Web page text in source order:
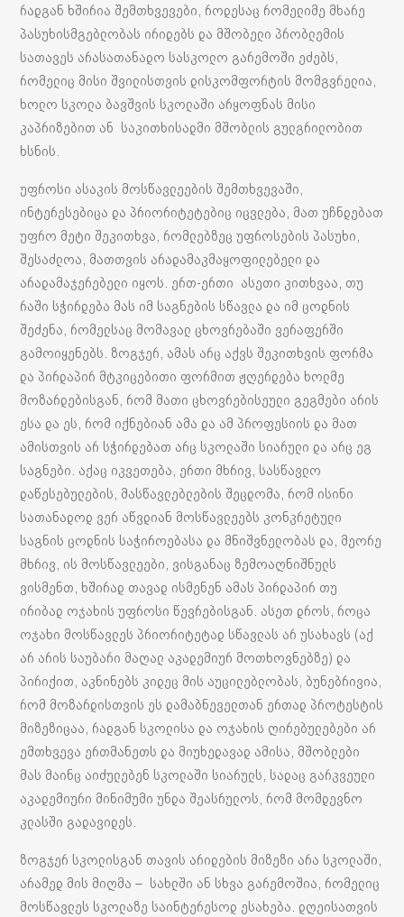
რადგან ხშირია შემთხვევები, როდესაც რომელიმე მხარე
პასუხისმგებლობას ირიდებს და მშობელი პრობლემის
სათავეს არასათანადო სასკოლო გარემოში ეძებს,
რომელიც მისი შვილისთვის დისკომფორტის მომგვრელია,
ხოლო სკოლა ბავშვის სკოლაში არყოფნას მისი
კაპრიზებით ან საკითხისადმი მშობლის გულგრილობით
ხსნის.
უფროსი ასაკის მოსწავლეების შემთხვევაში,
ინტერესებიცა და პრიორიტეტებიც იცვლება, მათ უჩნდებათ
უფრო მეტი შეკითხვა, რომლებზეც უფროსების პასუხი,
შესაძლოა, მათთვის არადამაკმაყოფილებელი და
არადამაჯერებელი იყოს. ერთ-ერთი ასეთი კითხვაა, თუ
რაში სჭირდება მას იმ საგნების სწავლა და იმ ცოდნის
შეძენა, რომელსაც მომავალ ცხოვრებაში ვერაფერში
გამოიყენებს. ზოგჯერ, ამას არც აქვს შეკითხვის ფორმა
და პირდაპირ მტკიცებითი ფორმით ჟღერდება ხოლმე
მოზარდებისგან, რომ მათი ცხოვრებისეული გეგმები არის
ესა და ეს, რომ იქნებიან ამა და ამ პროფესიის და მათ
ამისთვის არ სჭირდებათ არც სკოლაში სიარული და არც ეგ
საგნები. აქაც იკვეთება, ერთი მხრივ, სასწავლო
დაწესებულების, მასწავლებლების შეცდომა, რომ ისინი
სათანადოდ ვერ აწვდიან მოსწავლეებს კონკრეტული
საგნის ცოდნის საჭიროებასა და მნიშვნელობას და, მეორე
მხრივ, ის მოსწავლეები, ვისგანაც ზემოაღნიშნულს
ვისმენთ, ხშირად თავად ისმენენ ამას პირდაპირ თუ
ირიბად ოჯახის უფროსი წევრებისგან. ასეთ დროს, როცა
ოჯახი მოსწავლეს პრიორიტეტად სწავლას არ უსახავს (აქ
არ არის საუბარი მაღალ აკადემიურ მოთხოვნებზე) და
პირიქით, აკნინებს კიდეც მის აუცილებლობას, ბუნებრივია,
რომ მოზარდისთვის ეს დამაბნეველთან ერთად პროტესტის
მიზეზიცაა, რადგან სკოლისა და ოჯახის ღირებულებები არ
ემთხვევა ერთმანეთს და მიუხედავად ამისა, მშობლები
მას მაინც აიძულებენ სკოლაში სიარულს, სადაც გარკვეული
აკადემიური მინიმუმი უნდა შეასრულოს, რომ მომდევნო
კლასში გადავიდეს.
ზოგჯერ სკოლისგან თავის არიდების მიზეზი არა სკოლაში,
არამედ მის მიღმა – სახლში ან სხვა გარემოშია, რომელიც
მოსწავლეს სკოლაზე საინტერესოდ ესახება. დღეისათვის